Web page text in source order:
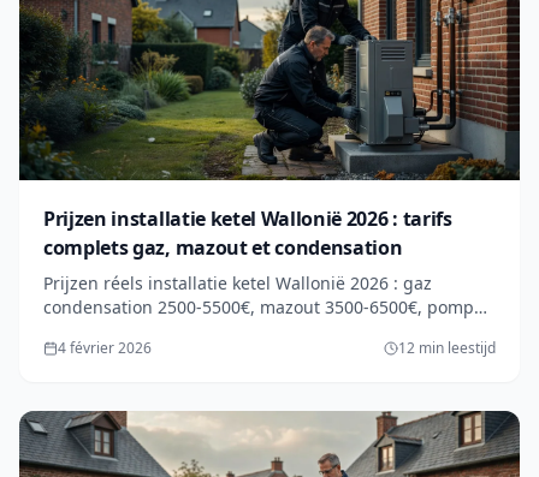
Prijzen installatie ketel Wallonië 2026 : tarifs
complets gaz, mazout et condensation
Prijzen réels installatie ketel Wallonië 2026 : gaz
condensation 2500-5500€, mazout 3500-6500€, pompe
4 février 2026 12 min leestijd